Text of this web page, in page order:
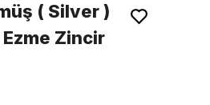
( Silver )
Zincir